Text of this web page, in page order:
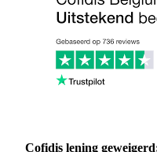
Cofidis lening